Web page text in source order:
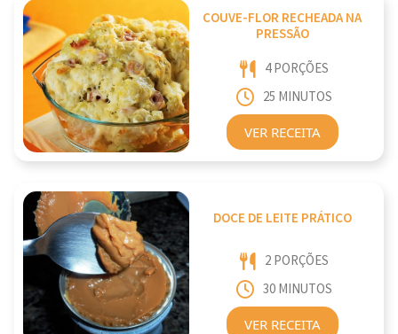
COUVE-FLOR RECHEADA NA
PRESSÃO
4 PORÇÕES
25 MINUTOS
VER RECEITA
DOCE DE LEITE PRÁTICO
2 PORÇÕES
30 MINUTOS
VER RECEITA